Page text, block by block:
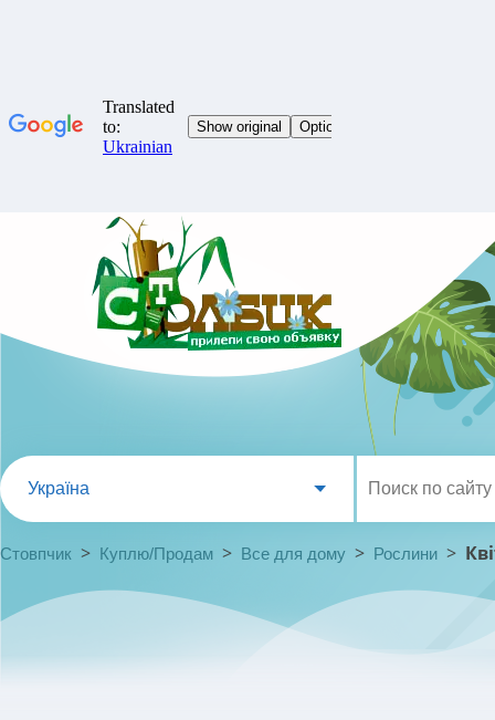
Україна
Стовпчик > Куплю/Продам > Все для дому > Рослини >